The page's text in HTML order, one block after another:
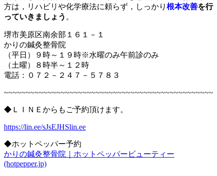
方は，リハビリや化学療法に頼らず，しっかり 根本改善を行
っていきましょう 。
堺市美原区南余部１６１－１
かりの鍼灸整骨院
（平日）９時～１９時※水曜のみ午前診のみ
（土曜）８時半～１２時
電話：０７２－２４７－５７８３
~~~~~~~~~~~~~~~~~~~~~~~~~~~~~~~~~~~~~~~~~~~~~~~~
◆ＬＩＮＥからもご予約頂けます。
https://lin.ee/sJsEJHSlin.ee
◆ホットペッパー予約
かりの鍼灸整骨院｜ホットペッパービューティー
(hotpepper.jp)